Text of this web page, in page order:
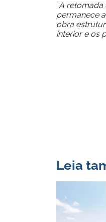
“A retomada
permanece
obra
interior e os
Leia